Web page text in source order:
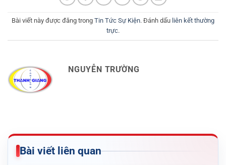
Bài viết này được đăng trong Tin Tức Sự Kiện. Đánh dấu liên kết thường
trực.
NGUYỄN TRƯỜNG
Bài viết liên quan